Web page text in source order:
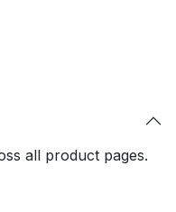
all product pages.